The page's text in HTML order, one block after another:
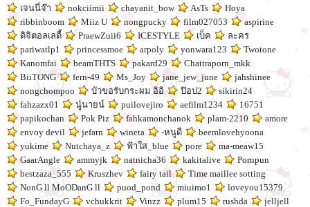
เจนนี่จ๊า
nokciimii chayanit_bow AsTs
Hoya
ribbinboom
Miiz U nongpucky film027053
aspirine
ดิจิตอลเลดี้
PraewZuii6 ICESTYLE เบ็ค
ละคร
pariwatlp1
princessmoe arpoly yonwara123
Twotone
Kanomfai
beamTHTS pakard29
Chattraporn_mkk
BiiTONG
fern-49 Ms_Joy jane_jew_june
jahshinee
nongchompoo
บัวขอรับกระผม อิอิ ป๊อป2
sikirin24
fahzazx01
นู๋นายน์ puilovejiro aefilm1234
16751
papikochan
Pok Piz fahkamonchanok plam-2210
amore
envoy devil
jefarn wineta -หนูดี
beemlovehyoona
yukime
Nutchaya_z ฟ้าใส_blue pore
ma-meaw15
GaarAngle
ammyjk natnicha36 kakitalive
Pornpun
bestzaza_555
Kruszhev fairy tail
Time maillee sotting
NonG ll MoODanG ll
puod_pond miuimo1
loveyou15379
Fo_FundayG
vchukkrit Vinzz plum15 rushda
jelljell